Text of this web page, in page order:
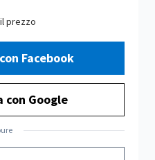
prezzo
Facebook
con Google